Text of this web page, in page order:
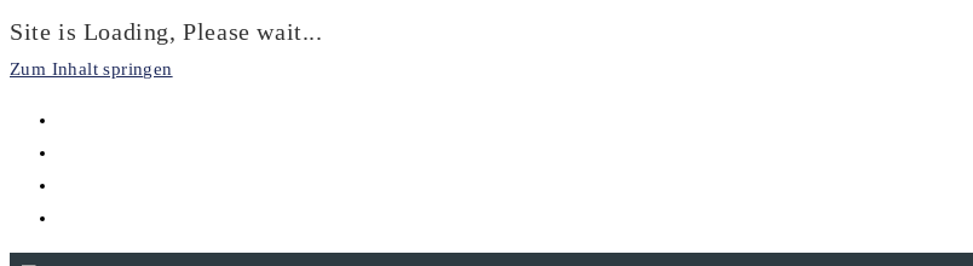
Site is Loading, Please wait...
Zum Inhalt springen